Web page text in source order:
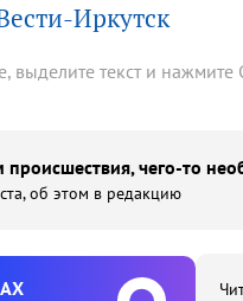
Иркутск
выделите текст и нажмите
происшествия, чего-то
об этом в редакцию